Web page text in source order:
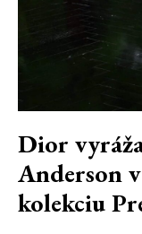
Dior
Anderson
kolekciu